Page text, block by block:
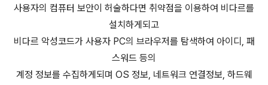
사용자의 컴퓨터 보안이 허술하다면 취약점을 이용하여 비다르를
설치하게되고
비다르 악성코드가 사용자 PC의 브라우저를 탐색하여 아이디, 패
스워드 등의
계정 정보를 수집하게되며 OS 정보, 네트워크 연결정보, 하드웨